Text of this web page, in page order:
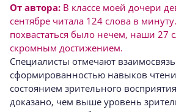
От автора: В классе моей дочери
сентябре читала 124 слова в
похвастаться было нечем, наши 27
скромным достижением.
Специалисты отмечают
сформированностью навыков
состоянием зрительного
доказано, чем выше уровень